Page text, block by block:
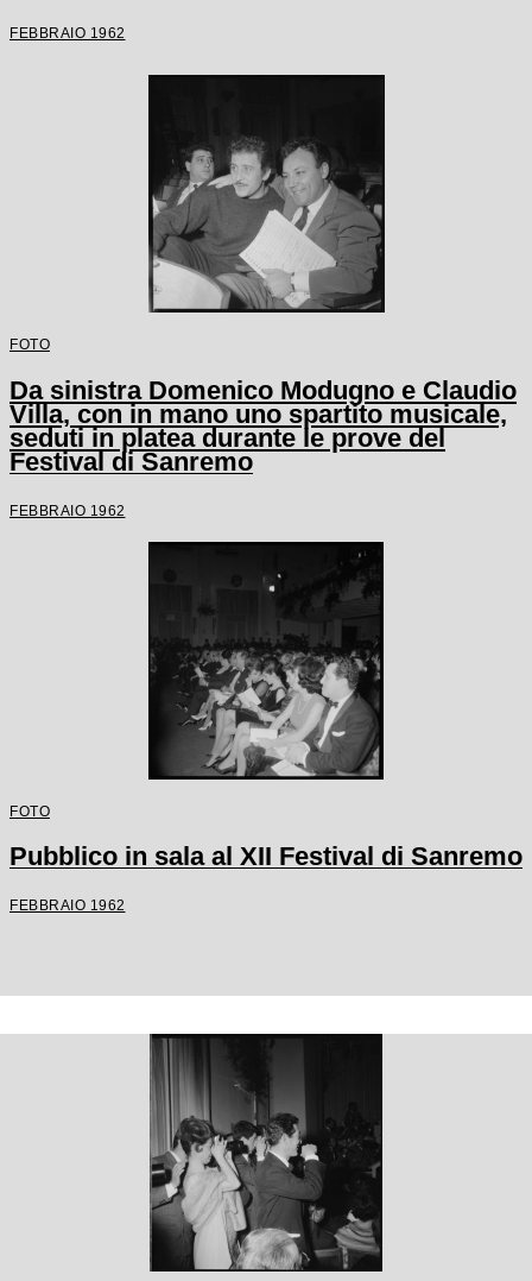
FEBBRAIO 1962
FOTO
Da sinistra Domenico Modugno e Claudio
Villa, con in mano uno spartito musicale,
seduti in platea durante le prove del
Festival di Sanremo
FEBBRAIO 1962
FOTO
Pubblico in sala al XII Festival di Sanremo
FEBBRAIO 1962